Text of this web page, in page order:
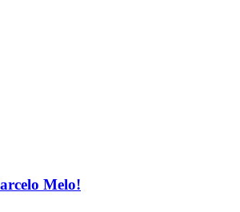
Melo!